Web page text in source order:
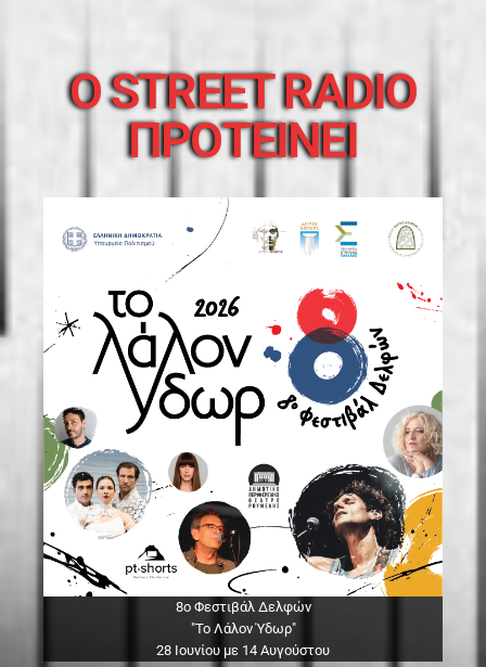
O STREET RADIO
ΠΡΟΤΕΙΝΕΙ
8ο Φεστιβάλ Δελφών
"Το Λάλον Ύδωρ"
28 Ιουνίου με 14 Αυγούστου